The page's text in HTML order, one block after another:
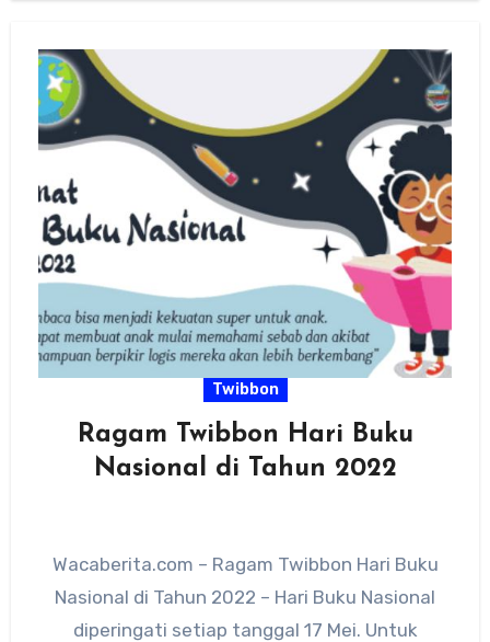
Twibbon
Ragam Twibbon Hari Buku
Nasional di Tahun 2022
Wacaberita.com – Ragam Twibbon Hari Buku
Nasional di Tahun 2022 – Hari Buku Nasional
diperingati setiap tanggal 17 Mei. Untuk